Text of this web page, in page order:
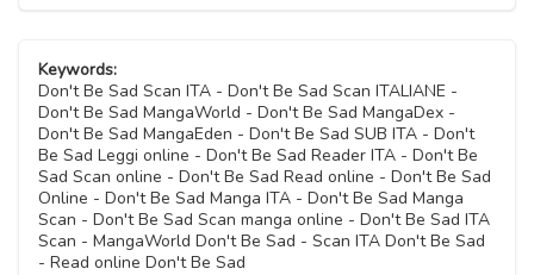
Keywords:
Don't Be Sad Scan ITA - Don't Be Sad Scan ITALIANE -
Don't Be Sad MangaWorld - Don't Be Sad MangaDex -
Don't Be Sad MangaEden - Don't Be Sad SUB ITA - Don't
Be Sad Leggi online - Don't Be Sad Reader ITA - Don't Be
Sad Scan online - Don't Be Sad Read online - Don't Be Sad
Online - Don't Be Sad Manga ITA - Don't Be Sad Manga
Scan - Don't Be Sad Scan manga online - Don't Be Sad ITA
Scan - MangaWorld Don't Be Sad - Scan ITA Don't Be Sad
- Read online Don't Be Sad